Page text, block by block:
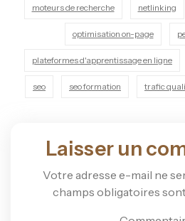
moteurs de recherche netlinking
optimisation on-page
plateformes d'apprentissage en ligne
seo seo formation trafic
Laisser un
Votre adresse e-mail ne
champs obligatoires